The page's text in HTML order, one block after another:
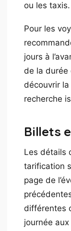
ou les taxis.
Pour les
jours à
de la durée
découvrir la
recherche
Billets
Les détails
tarification
page de
différentes
journée